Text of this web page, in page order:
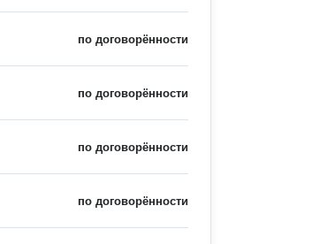
по договорённости
по договорённости
по договорённости
по договорённости